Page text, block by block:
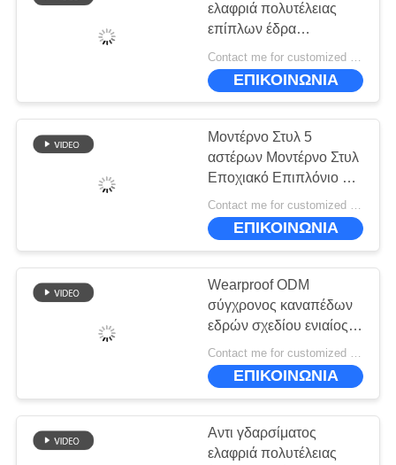
ΠΟΛΙΤΙΚΉ
ΜΥΣΤΙΚΌΤΗΤΑΣ
ελαφριά πολυτέλειας
επίπλων έδρα
καναπέδων ελεύθερου
χρόνου μακροζωίας
σκανδιναβική
Contact me for customized MOQ:10
ΕΠΙΚΟΙΝΩΝΙΑ
Μοντέρνο Στυλ 5
αστέρων Μοντέρνο Στυλ
Εποχιακό Επιπλόνιο Σετ
Καναπέ Καρέκλα
Contact me for customized MOQ:10
ΕΠΙΚΟΙΝΩΝΙΑ
Wearproof ODM
σύγχρονος καναπέδων
εδρών σχεδίου ενιαίος
αφρός Densily
προσώπων υψηλός
Contact me for customized MOQ:10
ΕΠΙΚΟΙΝΩΝΙΑ
Αντι γδαρσίματος
ελαφριά πολυτέλειας